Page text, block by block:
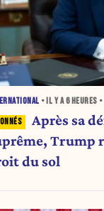
• IL Y A6 HEURES
Après sa
Trump
du sol